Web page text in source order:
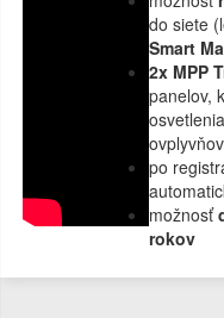
do siete
Smart
2x MPP
panelov,
po
možnosť
rokov